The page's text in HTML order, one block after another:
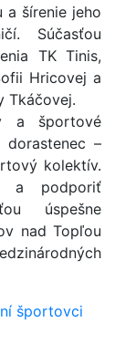
a šírenie jeho
Súčasťou
TK Tinis,
Hricovej a
Tkáčovej.
a športové
–
kolektív.
a podporiť
úspešne
nad Topľou
športovci